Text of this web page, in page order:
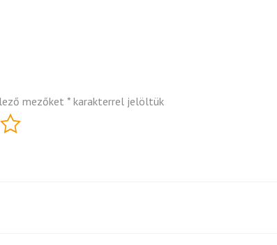
mezőket *karakterrel jelöltük